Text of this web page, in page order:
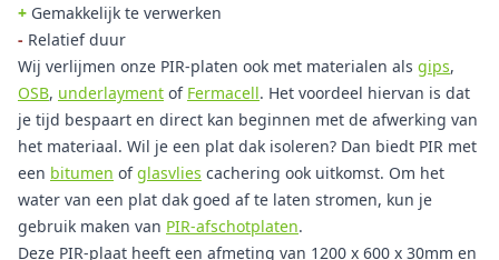
+ Gemakkelijk te verwerken
- Relatief duur
Wij verlijmen onze PIR-platen ook met materialen als gips,
OSB, underlayment of Fermacell. Het voordeel hiervan is dat
je tijd bespaart en direct kan beginnen met de afwerking van
het materiaal. Wil je een plat dak isoleren? Dan biedt PIR met
een bitumen ofglasvlies cachering ook uitkomst. Om het
water van een plat dak goed af te laten stromen, kun je
gebruik maken van PIR-afschotplaten.
Deze PIR-plaat heeft een afmeting van 1200 x 600 x 30mm en